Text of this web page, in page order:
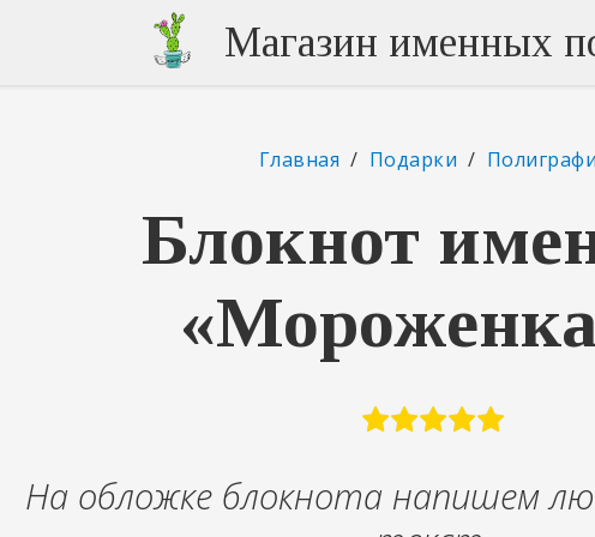
Магазин именных
Главная / Подарки /
Блокнот
На обложке блокнота напишем